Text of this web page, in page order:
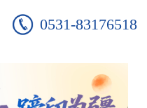
0531-83176518